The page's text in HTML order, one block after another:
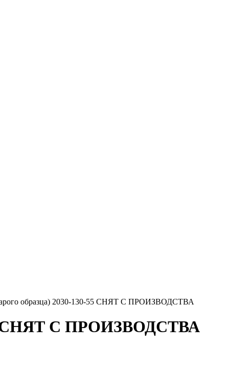
образца) 2030-130-55 СНЯТ С ПРОИЗВОДСТВА
55 СНЯТ С ПРОИЗВОДСТВА